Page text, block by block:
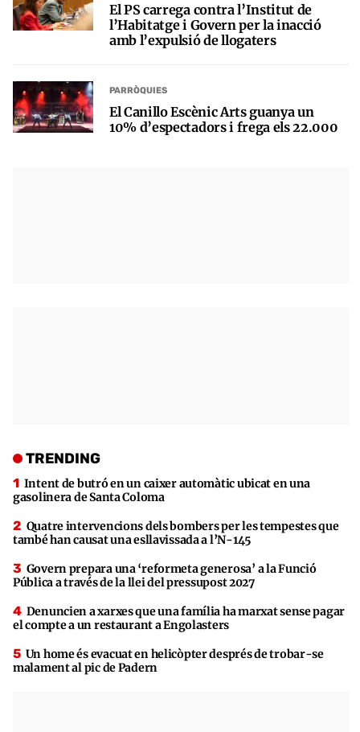
El PS carrega contra l’Institut de
l’Habitatge i Govern per la inacció
amb l’expulsió de llogaters
PARRÒQUIES
El Canillo Escènic Arts guanya un
10% d’espectadors i frega els 22.000
TRENDING
Intent de butró en un caixer automàtic ubicat en una
gasolinera de Santa Coloma
Quatre intervencions dels bombers per les tempestes que
també han causat una esllavissada a l’N-145
Govern prepara una ‘reformeta generosa’ a la Funció
Pública a través de la llei del pressupost 2027
Denuncien a xarxes que una família ha marxat sense pagar
el compte a un restaurant a Engolasters
Un home és evacuat en helicòpter després de trobar-se
malament al pic de Padern